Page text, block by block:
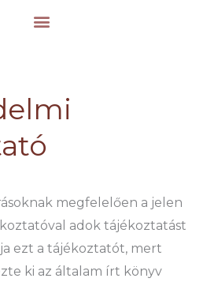
megfelelően a jelen
adok tájékoztatást
ezt a tájékoztatót, mert
ki az általam írt könyv